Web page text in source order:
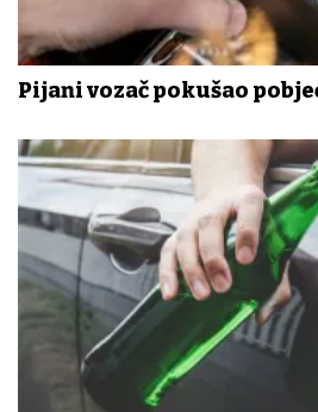
Pijani vozač pokušao